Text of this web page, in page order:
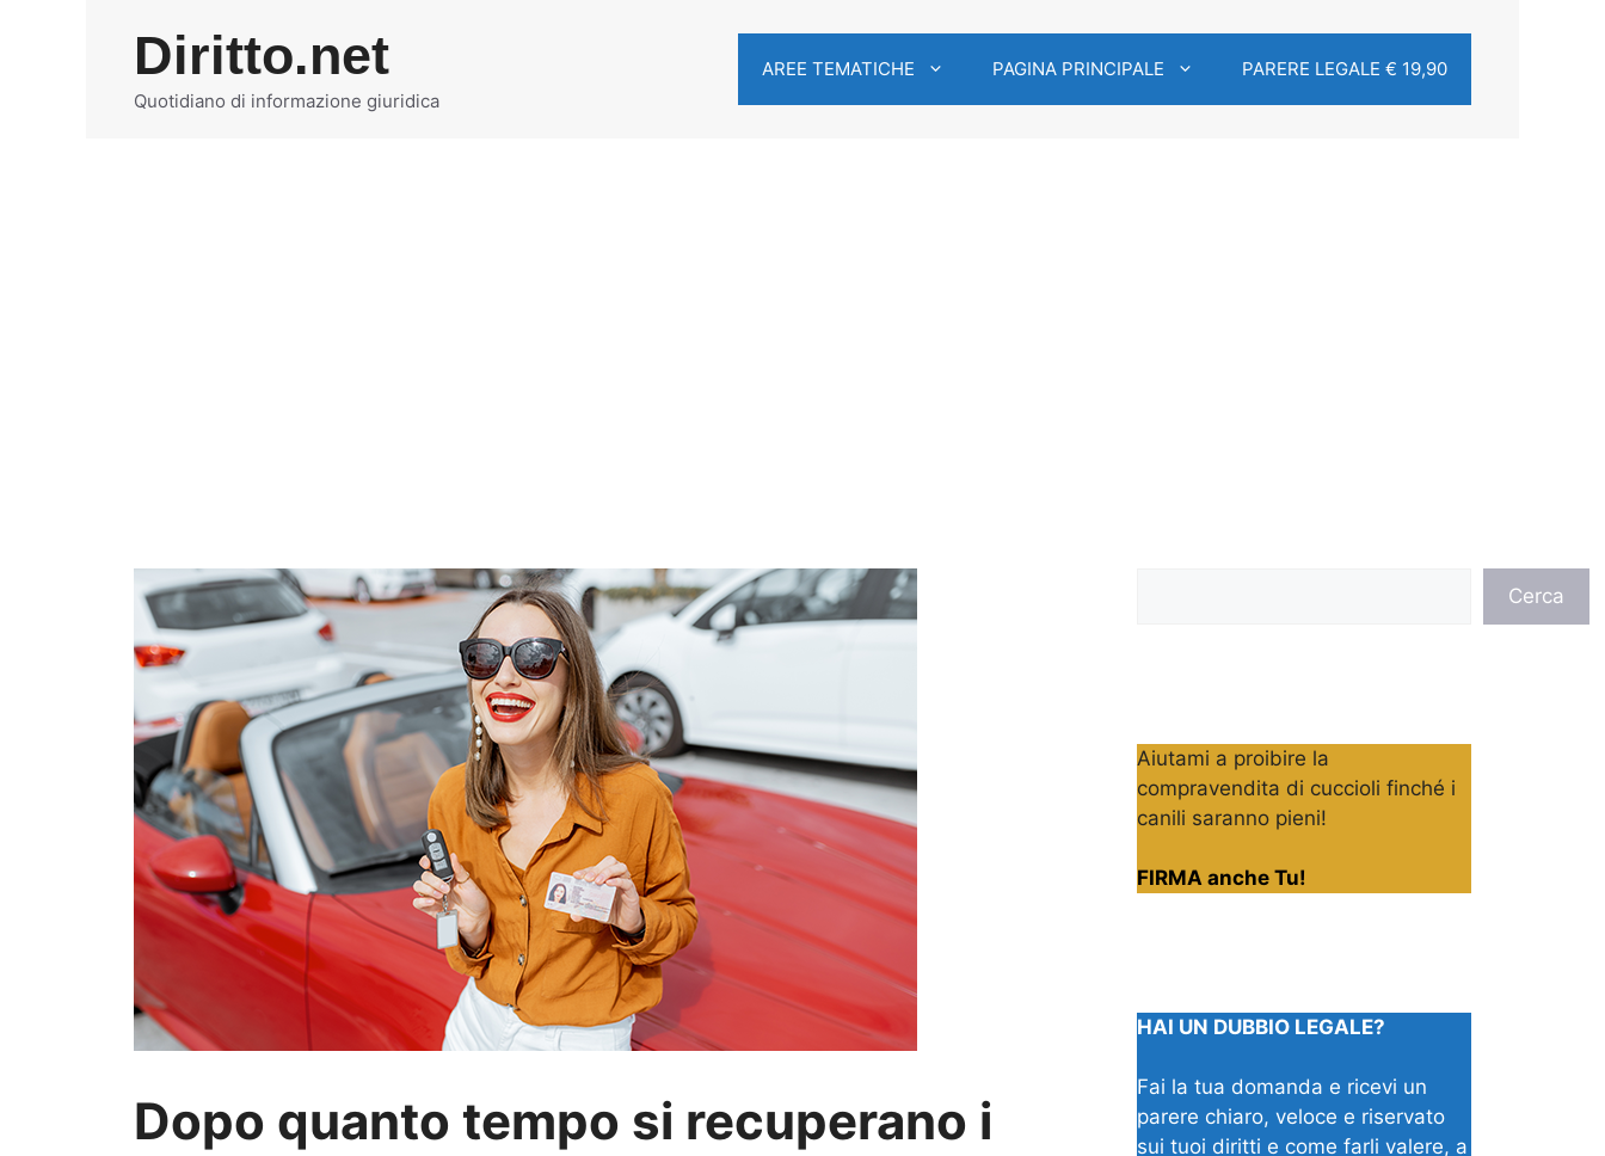
Diritto.net
Quotidiano di informazione giuridica
AREE TEMATICHE PAGINA PRINCIPALE PARERE LEGALE € 19,90
Dopo quanto tempo si recuperano i
Cerca
Aiutami a proibire la
compravendita di cuccioli finché i
canili saranno pieni!
FIRMA anche Tu!
HAI UN DUBBIO LEGALE?
Fai la tua domanda e ricevi un
parere chiaro, veloce e riservato
sui tuoi diritti e come farli valere, a